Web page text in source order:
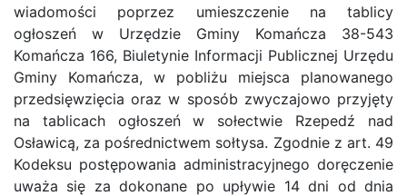
wiadomości poprzez umieszczenie na tablicy
ogłoszeń w Urzędzie Gminy Komańcza 38-543
Komańcza 166, Biuletynie Informacji Publicznej Urzędu
Gminy Komańcza, w pobliżu miejsca planowanego
przedsięwzięcia oraz w sposób zwyczajowo przyjęty
na tablicach ogłoszeń w sołectwie Rzepedź nad
Osławicą, za pośrednictwem sołtysa. Zgodnie z art. 49
Kodeksu postępowania administracyjnego doręczenie
uważa się za dokonane po upływie 14 dni od dnia